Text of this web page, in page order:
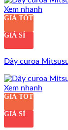
Xem nhanh
GIÁ TỐT
GIÁ SỈ
Dây curoa
Xem nhanh
GIÁ TỐT
GIÁ SỈ